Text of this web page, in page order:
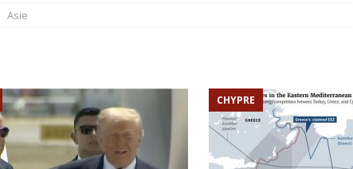
[ 18 juillet 2026 ]
et une menace»
ETATS-UNIS
[ 17 juillet 2026 ] Iran. Le retour de l’option militaire
ETATS-UNIS
[ 14 juin 2020 ]
Brésil. Les vies noires comptent: l’urgence de la
Asie
CHYPRE